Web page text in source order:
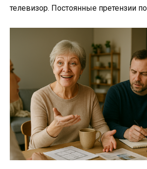
телевизор. Постоянные претензии